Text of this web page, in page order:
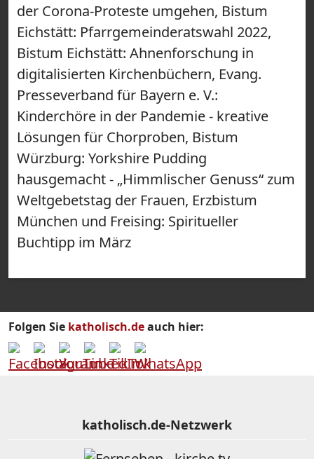
der Corona-Proteste umgehen, Bistum
Eichstätt: Pfarrgemeinderatswahl 2022,
Bistum Eichstätt: Ahnenforschung in
digitalisierten Kirchenbüchern, Evang.
Presseverband für Bayern e. V.:
Kinderchöre in der Pandemie - kreative
Lösungen für Chorproben, Bistum
Würzburg: Yorkshire Pudding
hausgemacht - „Himmlischer Genuss“ zum
Weltgebetstag der Frauen, Erzbistum
München und Freising: Spiritueller
Buchtipp im März
Folgen Sie katholisch.deauch hier:
katholisch.de-Netzwerk